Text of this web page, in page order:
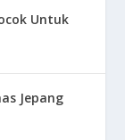
Untuk
Jepang